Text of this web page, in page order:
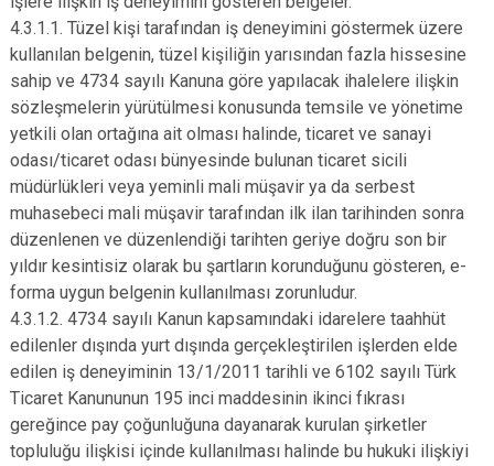
4.3.1.1. Tüzel kişi tarafından iş deneyimini göstermek üzere
kullanılan belgenin, tüzel kişiliğin yarısından fazla hissesine
sahip ve 4734 sayılı Kanuna göre yapılacak ihalelere ilişkin
sözleşmelerin yürütülmesi konusunda temsile ve yönetime
yetkili olan ortağına ait olması halinde, ticaret ve sanayi
odası/ticaret odası bünyesinde bulunan ticaret sicili
müdürlükleri veya yeminli mali müşavir ya da serbest
muhasebeci mali müşavir tarafından ilk ilan tarihinden sonra
düzenlenen ve düzenlendiği tarihten geriye doğru son bir
yıldır kesintisiz olarak bu şartların korunduğunu gösteren, e-
forma uygun belgenin kullanılması zorunludur.
4.3.1.2. 4734 sayılı Kanun kapsamındaki idarelere taahhüt
edilenler dışında yurt dışında gerçekleştirilen işlerden elde
edilen iş deneyiminin 13/1/2011 tarihli ve 6102 sayılı Türk
Ticaret Kanununun 195 inci maddesinin ikinci fıkrası
gereğince pay çoğunluğuna dayanarak kurulan şirketler
topluluğu ilişkisi içinde kullanılması halinde bu hukuki ilişkiyi